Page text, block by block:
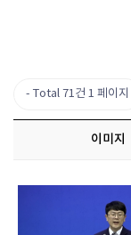
Total 71건 1 페이지
이미지